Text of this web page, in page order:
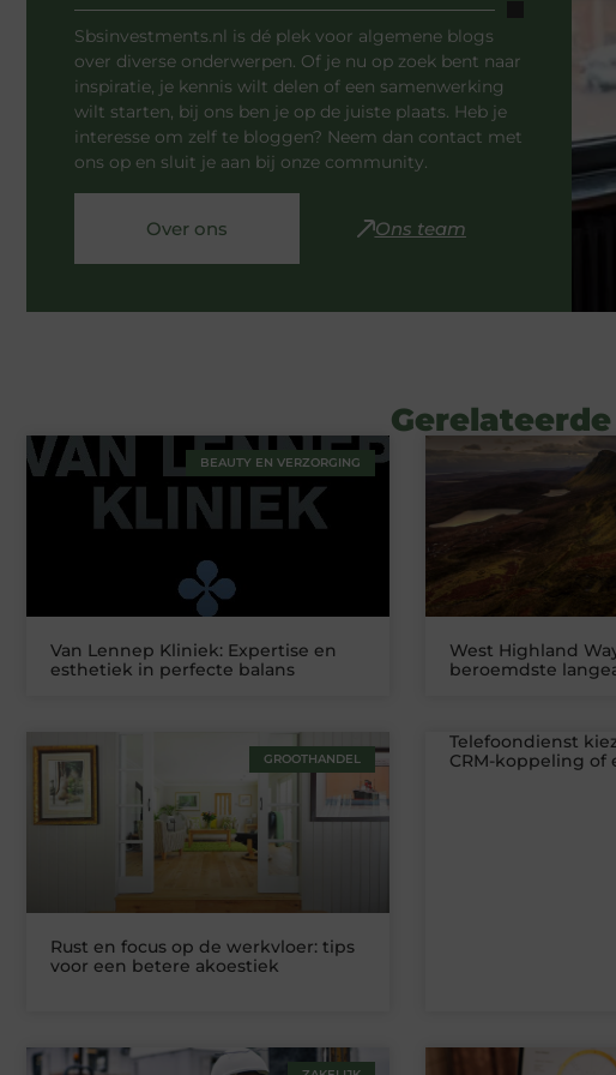
Sbsinvestments.nl is dé plek voor algemene blogs
over diverse onderwerpen. Of je nu op zoek bent naar
inspiratie, je kennis wilt delen of een samenwerking
wilt starten, bij ons ben je op de juiste plaats. Heb je
interesse om zelf te bloggen? Neem dan contact met
ons op en sluit je aan bij onze community.
Over ons Ons team
BEAUTY EN VERZORGING
Van Lennep Kliniek: Expertise en
esthetiek in perfecte balans
West Highland
beroemdste
GROOTHANDEL
Rust en focus op de werkvloer: tips
voor een betere akoestiek
Telefoondienst
CRM-koppeling of